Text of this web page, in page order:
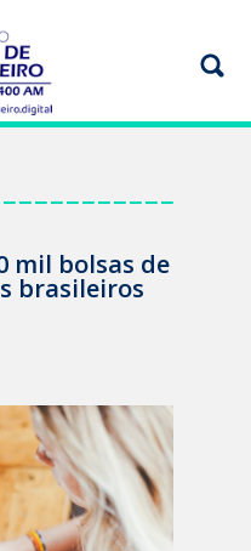
mil bolsas de
brasileiros